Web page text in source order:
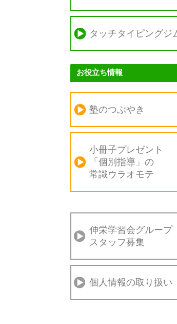
タッチタイピングジ
お役立ち情報
塾のつぶやき
小冊子プレゼント
「個別指導」の
常識ウラオモテ
伸栄学習会グループ
スタッフ募集
個人情報の取り扱い